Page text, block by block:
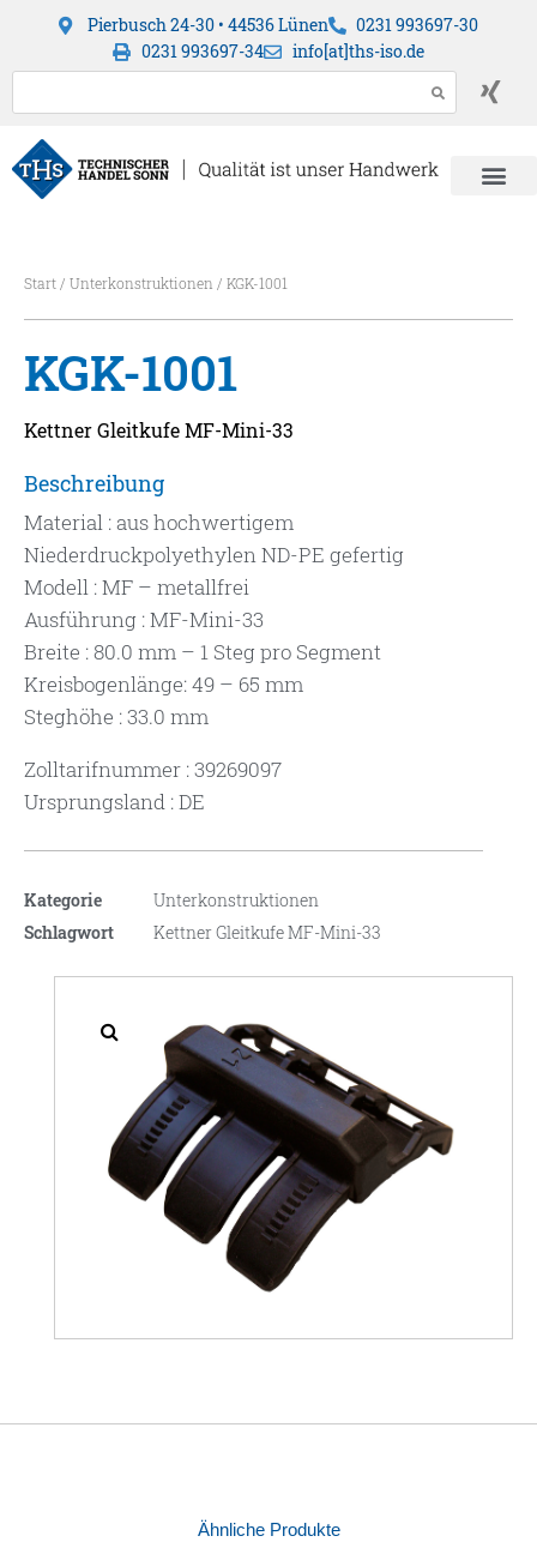
Pierbusch 24-30 • 44536 Lünen
0231 993697-30
0231 993697-34
info[at]ths-iso.de
Start/ Unterkonstruktionen / KGK-1001
KGK-1001
Kettner Gleitkufe MF-Mini-33
Beschreibung
Material : aus hochwertigem
Niederdruckpolyethylen ND-PE gefertig
Modell : MF – metallfrei
Ausführung : MF-Mini-33
Breite : 80.0 mm – 1 Steg pro Segment
Kreisbogenlänge: 49 – 65 mm
Steghöhe : 33.0 mm
Zolltarifnummer : 39269097
Ursprungsland : DE
Kategorie
Unterkonstruktionen
Schlagwort
Kettner Gleitkufe MF-Mini-33
Ähnliche Produkte